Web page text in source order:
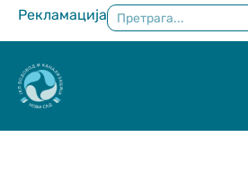
Рекламација